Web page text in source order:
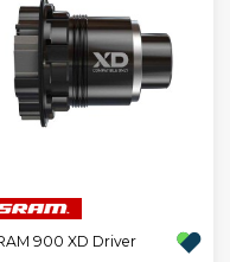
900 XD Driver